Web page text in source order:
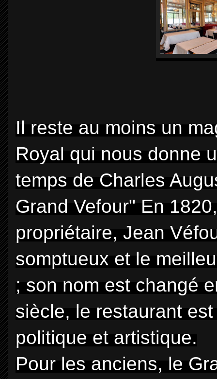
Il reste au moins un
Royal qui nous donne
temps de Charles
Grand Vefour" En
propriétaire, Jean
somptueux et le
; son nom est changé
siècle, le restaurant
politique et artistique.
Pour les anciens, le